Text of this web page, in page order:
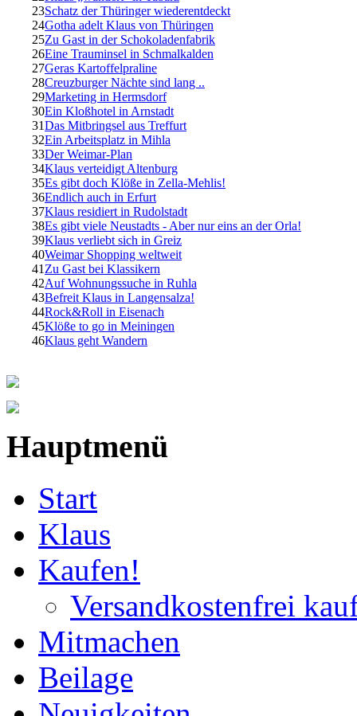
23Schatz der Thüringer wiederentdeckt
24Gotha adelt Klaus von Thüringen
25Zu Gast in der Schokoladenfabrik
26Eine Trauminsel in Schmalkalden
27Geras Kartoffelpraline
28Creuzburger Nächte sind lang ..
29Marketing in Hermsdorf
30Ein Kloßhotel in Arnstadt
31Das Mitbringsel aus Treffurt
32Ein Arbeitsplatz in Mihla
33Der Weimar-Plan
34Klaus verteidigt Altenburg
35Es gibt doch Klöße in Zella-Mehlis!
36Endlich auch in Erfurt
37Klaus residiert in Rudolstadt
38Es gibt viele Neustadts - Aber nur eins an der Orla!
39Klaus verliebt sich in Greiz
40Weimar Shopping weltweit
41 Zu Gast bei Klassikern
42Auf Wohnungssuche in Ruhla
43Befreit Klaus in Langensalza!
44Rock&Roll in Eisenach
45Klöße to go in Meiningen
46Klaus geht Wandern
Hauptmenü
Start
Klaus
Kaufen!
Versandkostenfrei
Mitmachen
Beilage